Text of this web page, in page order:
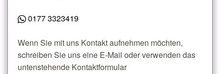
0177 3323419
Wenn Sie mit uns Kontakt aufnehmen möchten,
schreiben Sie uns eine E-Mail oder verwenden das
untenstehende Kontaktformular